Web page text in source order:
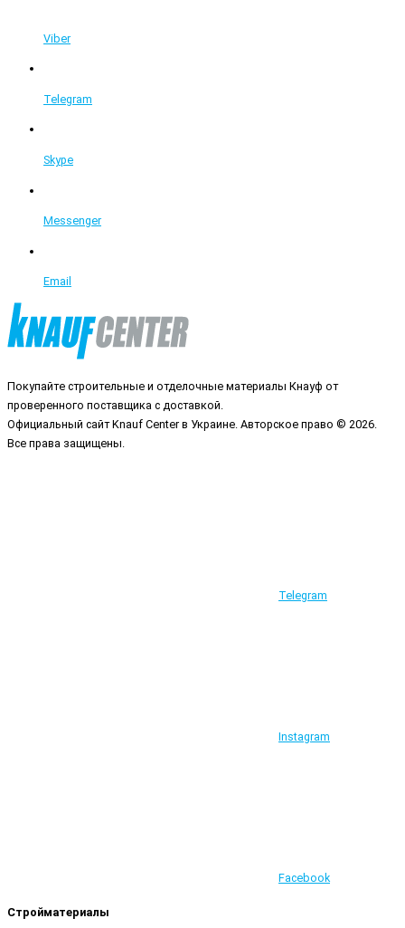
Viber
Telegram
Skype
Messenger
Email
Покупайте строительные и отделочные материалы Кнауф от
проверенного поставщика с доставкой.
Официальный сайт Knauf Center в Украине. Авторское право © 2026.
Все права защищены.
Telegram
Instagram
Facebook
Стройматериалы